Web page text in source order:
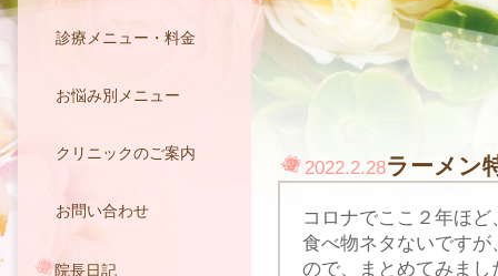
診療メニュー・料金
お悩み別メニュー
クリニックのご案内
お問い合わせ
院長日記
2022.2.28ラーメン
コロナでここ２年ほ
食べ物ネタないです
ので、まとめてみまし